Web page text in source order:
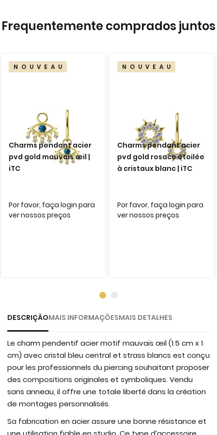
Frequentemente comprados juntos
NOUVEAU
Charms pendant acier
pvd gold mauvais œil |
iTC
Por favor, faça login para
ver nossos preços
NOUVEAU
Charms pendant acier
pvd gold rosace étoilée
à cristaux blanc | iTC
Por favor, faça login para
ver nossos preços
DESCRIÇÃOMAIS INFORMAÇÕESMAIS DETALHES
Le charm pendentif acier motif mauvais œil (1.5 cm x 1
cm) avec cristal bleu central et strass blancs est conçu
pour les professionnels du piercing souhaitant proposer
des compositions originales et symboliques. Vendu
sans anneau, il offre une totale liberté dans la création
de montages personnalisés.
Sa fabrication en acier assure une bonne résistance et